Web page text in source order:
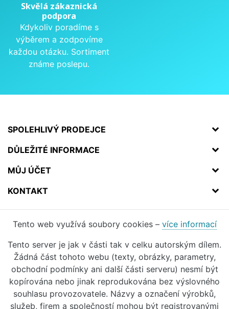
Skvělá zákaznická
podpora
Kdykoliv poradíme s
výběrem a zodpovíme
každou otázku. Sortiment
známe poslepu.
SPOLEHLIVÝ PRODEJCE
DŮLEŽITÉ INFORMACE
MŮJ ÚČET
KONTAKT
Tento web využívá soubory cookies – více informací
Tento server je jak v části tak v celku autorským dílem.
Žádná část tohoto webu (texty, obrázky, parametry,
obchodní podmínky ani další části serveru) nesmí být
kopírována nebo jinak reprodukována bez výslovného
souhlasu provozovatele. Názvy a označení výrobků,
služeb, firem a společností mohou být registrovanými